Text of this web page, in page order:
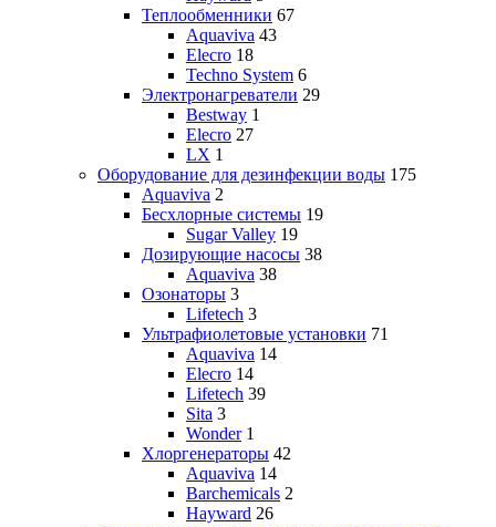
Теплообменники 67
Aquaviva 43
Elecro 18
Techno System 6
Электронагреватели 29
Bestway 1
Elecro 27
LX 1
Оборудование для дезинфекции воды 175
Aquaviva 2
Бесхлорные системы 19
Sugar Valley 19
Дозирующие насосы 38
Aquaviva 38
Озонаторы 3
Lifetech 3
Ультрафиолетовые установки 71
Aquaviva 14
Elecro 14
Lifetech 39
Sita 3
Wonder 1
Хлоргенераторы 42
Aquaviva 14
Barchemicals 2
Hayward 26